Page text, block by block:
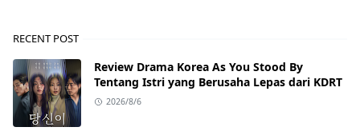
RECENT POST
Review Drama Korea As You Stood By
Tentang Istri yang Berusaha Lepas dari KDRT
2026/8/6